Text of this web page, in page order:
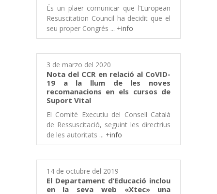
És un plaer comunicar que l’European
Resuscitation Council ha decidit que el
seu proper Congrés ... +info
3 de marzo del 2020
Nota del CCR en relació al CoVID-
19 a la llum de les noves
recomanacions en els cursos de
Suport Vital
El Comitè Executiu del Consell Català
de Ressuscitació, seguint les directrius
de les autoritats ... +info
14 de octubre del 2019
El Departament d’Educació inclou
en la seva web «Xtec» una